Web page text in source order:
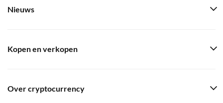
Nieuws
Kopen en verkopen
Over cryptocurrency